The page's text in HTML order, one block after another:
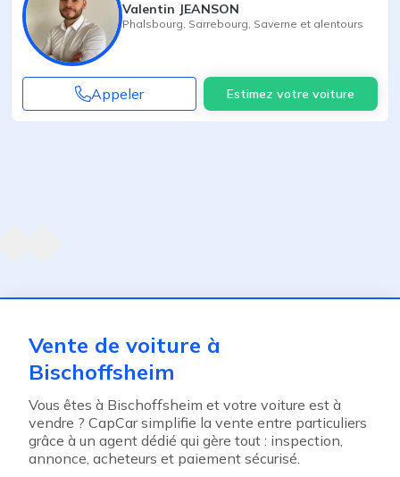
Valentin JEANSON
Phalsbourg Sarrebourg Saverne et alentours
Appeler Estimez votre voiture
Vente de voiture à
Bischoffsheim
Vous êtes à Bischoffsheim et votre voiture est à
vendre ? CapCar simplifie la vente entre particuliers
grâce à un agent dédié qui gère tout : inspection,
annonce, acheteurs et paiement sécurisé.